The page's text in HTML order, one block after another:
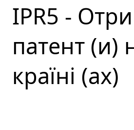
IPR5 -
патент (и)
країні (ах)